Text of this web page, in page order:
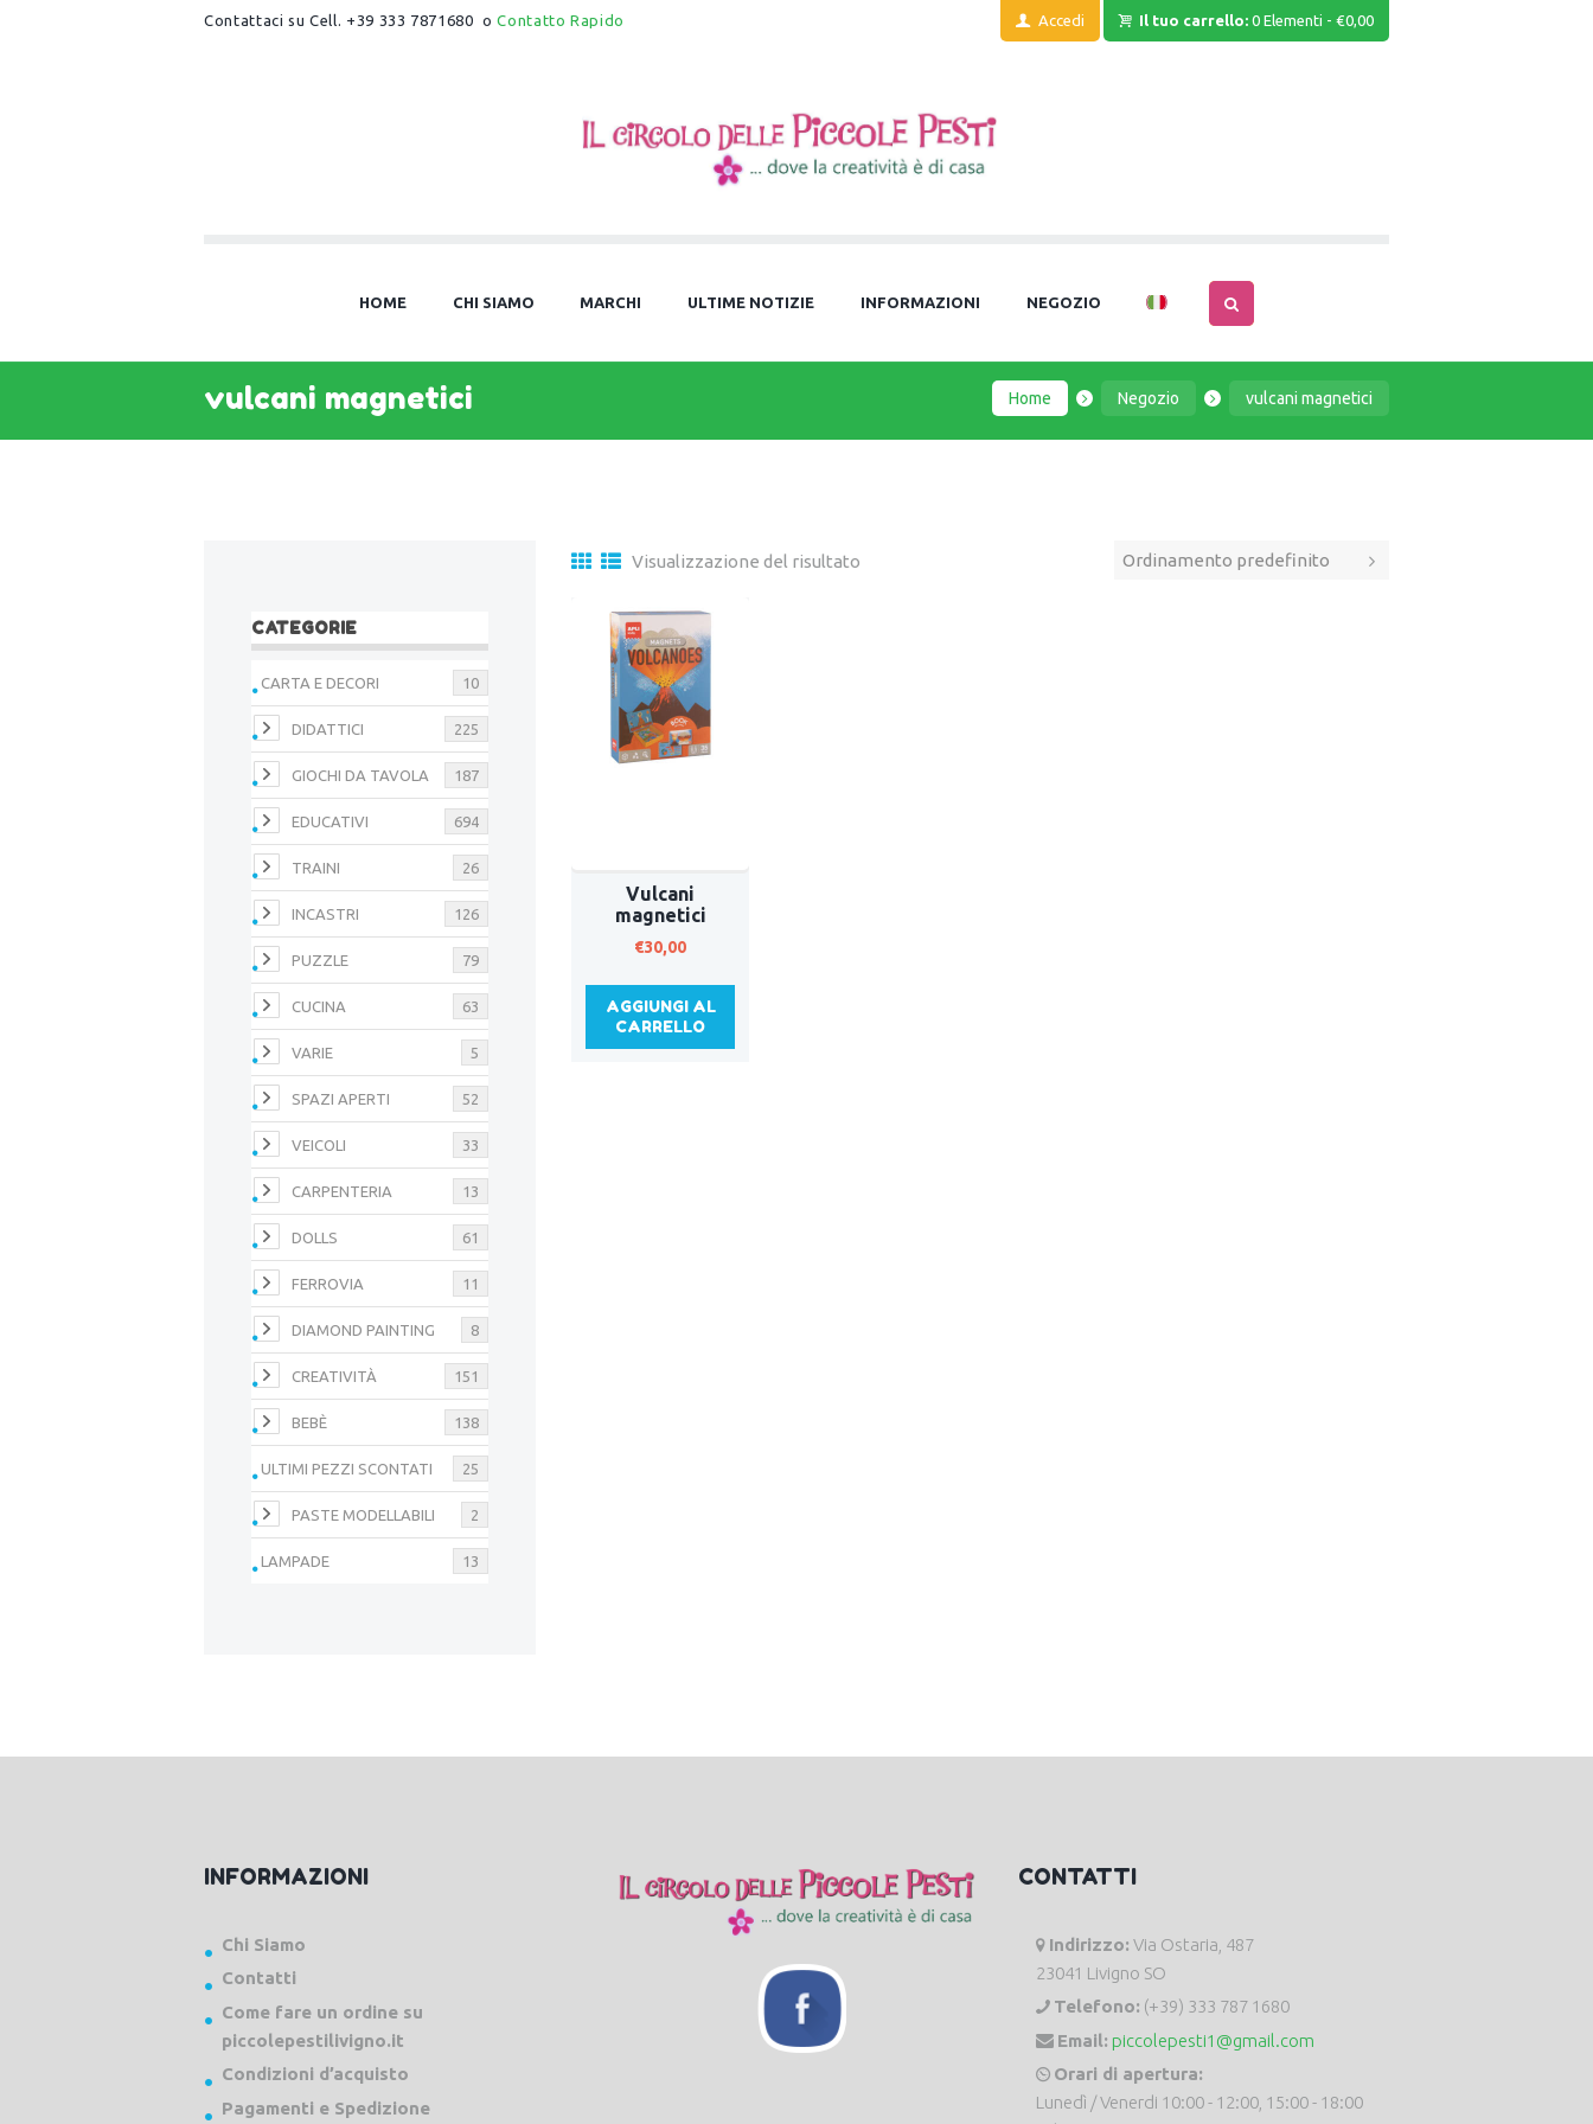
Contattaci su Cell. +39 333 7871680 oContatto Rapido Accedi Il tuo carrello: 0 Elementi -€0,00
HOME CHI SIAMO MARCHI ULTIME NOTIZIE INFORMAZIONI NEGOZIO
vulcani magnetici Home Negozio vulcani magnetici
Visualizzazione del risultato
Vulcani
magnetici
€30,00
AGGIUNGI AL
CARRELLO
CATEGORIE
CARTA E DECORI 10
DIDATTICI 225
GIOCHI DA TAVOLA 187
EDUCATIVI 694
TRAINI 26
INCASTRI 126
PUZZLE 79
CUCINA 63
VARIE 5
SPAZI APERTI 52
VEICOLI 33
CARPENTERIA 13
DOLLS 61
FERROVIA 11
DIAMOND PAINTING 8
CREATIVITÀ 151
BEBÈ 138
ULTIMI PEZZI SCONTATI 25
PASTE MODELLABILI 2
LAMPADE 13
INFORMAZIONI
Chi Siamo
Contatti
Come fare un ordine su
piccolepestilivigno.it
Condizioni d’acquisto
Pagamenti e Spedizione
CONTATTI
Indirizzo: Via Ostaria, 487
23041 Livigno SO
Telefono: (+39) 333 787 1680
Email: piccolepesti1@gmail.com
Orari di apertura:
Lunedì / Venerdi 10:00 - 12:00, 15:00 - 18:00